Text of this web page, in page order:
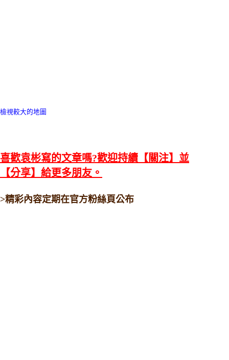
檢視較大的地圖
喜歡袁彬寫的文章嗎?歡迎持續【關注】並
【分享】給更多朋友。
>精彩內容定期在官方粉絲頁公布